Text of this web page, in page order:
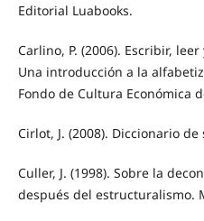
Editorial Luabooks.
Carlino, P. (2006). Escribir,
Una introducción a la
Fondo de Cultura Económica
Cirlot, J. (2008). Diccionario
Culler, J. (1998). Sobre la
después del estructuralismo.